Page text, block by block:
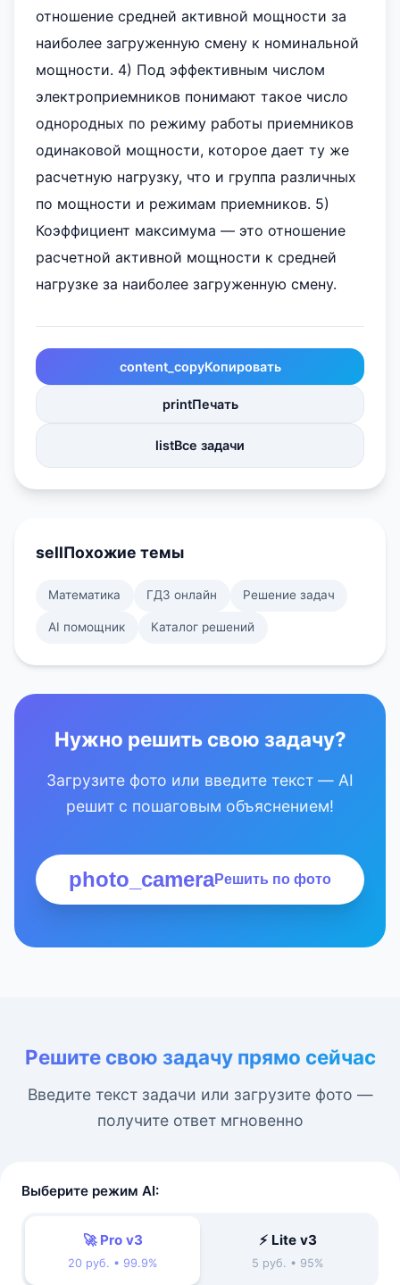
отношение средней активной мощности за
наиболее загруженную смену к номинальной
мощности. 4) Под эффективным числом
электроприемников понимают такое число
однородных по режиму работы приемников
одинаковой мощности, которое дает ту же
расчетную нагрузку, что и группа различных
по мощности и режимам приемников. 5)
Коэффициент максимума — это отношение
расчетной активной мощности к средней
нагрузке за наиболее загруженную смену.
content_copyКопировать
printПечать
listВсе задачи
sellПохожие темы
Математика ГДЗ онлайн Решение задач
AI помощник Каталог решений
Нужно решить свою задачу?
Загрузите фото или введите текст — AI
решит с пошаговым объяснением!
photo_cameraРешить по фото
Решите свою задачу прямо сейчас
Введите текст задачи или загрузите фото —
получите ответ мгновенно
Выберите режим AI:
🚀 Pro v3
20 руб. • 99.9%
⚡ Lite v3
5 руб. • 95%